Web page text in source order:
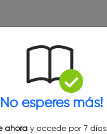
esperes más!
ahoray accede por 7 días